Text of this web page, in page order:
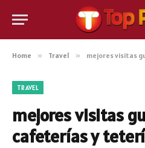
Home » Travel » mejores visitas
TRAVEL
mejores visitas
cafeterías y